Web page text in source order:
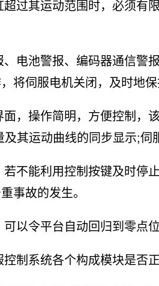
其运动范围时，必须有
池警报、编码器通信警
将伺服电机关闭，及时地保
操作简明，方便控制，
其运动曲线的同步显示;伺
能利用控制按键及时停
事故的发生。
令平台自动回归到零点位
系统各个构成模块是否正